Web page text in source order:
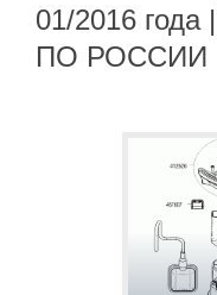
01/2016
ПО РОССИИ